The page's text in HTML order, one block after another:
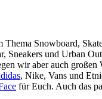
Thema Snowboard,
Sneakers und Urban
wir aber auch
, Nike, Vans und
für Euch. Auch das